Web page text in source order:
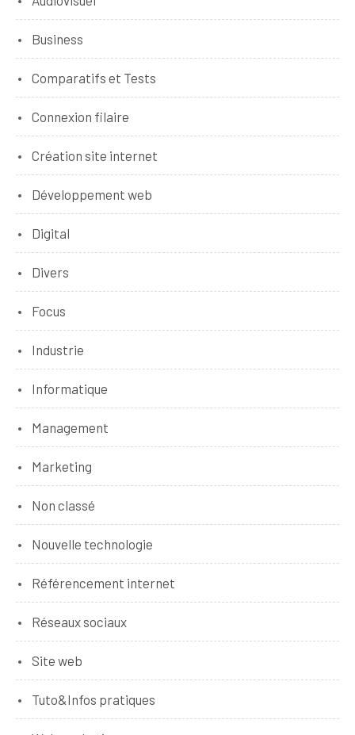
Business
Comparatifs et Tests
Connexion filaire
Création site internet
Développement web
Digital
Divers
Focus
Industrie
Informatique
Management
Marketing
Non classé
Nouvelle technologie
Référencement internet
Réseaux sociaux
Site web
Tuto&Infos pratiques